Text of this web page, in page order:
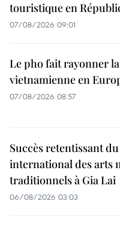
touristique en
07/08/2026 09:01
Le pho fait rayonner
vietnamienne en
07/08/2026 08:57
Succès retentissant
international des arts
traditionnels à Gia Lai
06/08/2026 03:03